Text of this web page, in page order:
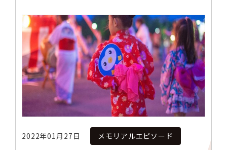
2022年01月27日 メモリアルエピソード